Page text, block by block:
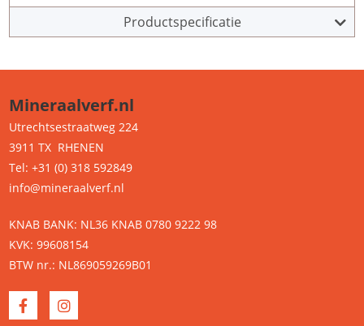
Productspecificatie
Mineraalverf.nl
Utrechtsestraatweg 224
3911 TX RHENEN
Tel: +31 (0) 318 592849
info@mineraalverf.nl
KNAB BANK: NL36 KNAB 0780 9222 98
KVK: 99608154
BTW nr.: NL869059269B01